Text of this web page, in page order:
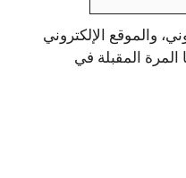
والموقع الإلكتروني
المقبلة في